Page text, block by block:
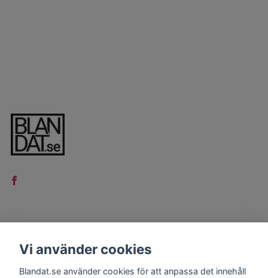
Kontakt
Köpvillkor
Vi använder cookies
Blandat.se använder cookies för att anpassa det innehåll